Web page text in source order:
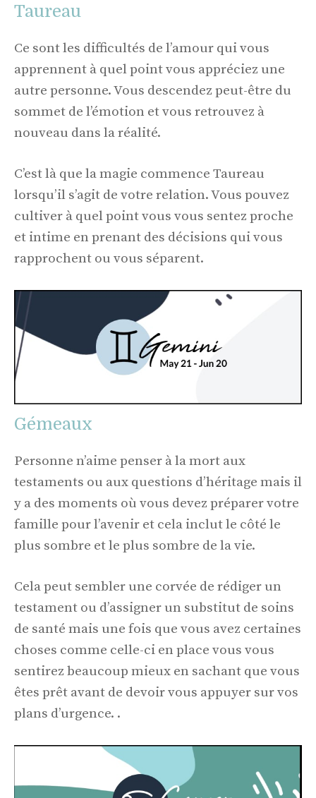
Taureau
Ce sont les difficultés de l’amour qui vous
apprennent à quel point vous appréciez une
autre personne. Vous descendez peut-être du
sommet de l’émotion et vous retrouvez à
nouveau dans la réalité.
C’est là que la magie commence Taureau
lorsqu’il s’agit de votre relation. Vous pouvez
cultiver à quel point vous vous sentez proche
et intime en prenant des décisions qui vous
rapprochent ou vous séparent.
Gémeaux
Personne n’aime penser à la mort aux
testaments ou aux questions d’héritage mais il
y a des moments où vous devez préparer votre
famille pour l’avenir et cela inclut le côté le
plus sombre et le plus sombre de la vie.
Cela peut sembler une corvée de rédiger un
testament ou d’assigner un substitut de soins
de santé mais une fois que vous avez certaines
choses comme celle-ci en place vous vous
sentirez beaucoup mieux en sachant que vous
êtes prêt avant de devoir vous appuyer sur vos
plans d’urgence. .